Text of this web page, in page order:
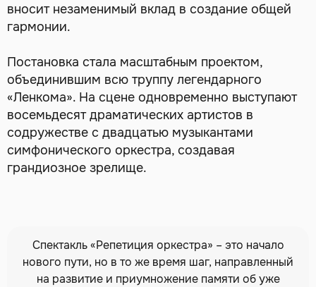
вносит незаменимый вклад в создание общей
гармонии.
Постановка стала масштабным проектом,
объединившим всю труппу легендарного
«Ленкома». На сцене одновременно выступают
восемьдесят драматических артистов в
содружестве с двадцатью музыкантами
симфонического оркестра, создавая
грандиозное зрелище.
Спектакль «Репетиция оркестра» – это начало
нового пути, но в то же время шаг, направленный
на развитие и приумножение памяти об уже